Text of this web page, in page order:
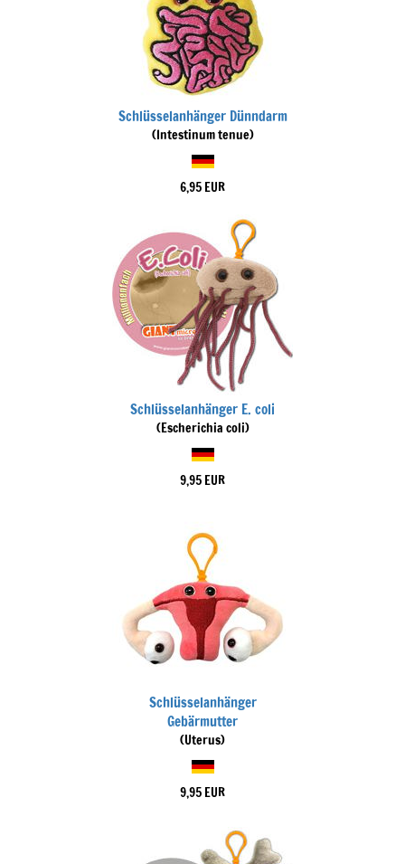
Schlüsselanhänger Dünndarm
(Intestinum tenue)
6,95 EUR
Schlüsselanhänger E. coli
(Escherichia coli)
9,95 EUR
Schlüsselanhänger
Gebärmutter
(Uterus)
9,95 EUR